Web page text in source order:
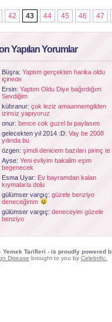
42 43 44 45 46 47
Yapılan Yorumlar
Büşra: Yaptım gerçekten harika oldu
içinede
Ersin: Yaptım Oldu Diye bağırdığım
Sevdiğim
kübranur: çok leziz amaannemgilden
izinsiz yapıyoruz
onur: bence cok guzel bı paylasım
gelecekten yıl 2014 :D: Vay be 2008
yılında bu
özgen: şimdi denicem bazıları pirinç te
Ayse: Yeni evliyim bakalim eşim
begenecek
Esma Uyar: Ev bayramdan kalan
kıymalarla dolu
gülümser vargıç: güzele benziyo
deneceğimm
gülümser vargıç: deneceyim güzele
benziyo
Yemek Tarifleri - is proudly powered
Disease brought to you by Celebrific.